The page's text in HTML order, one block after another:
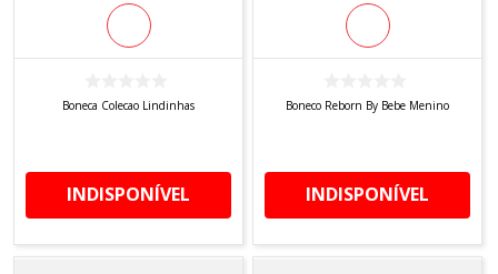
Boneca Colecao Lindinhas
INDISPONÍVEL
Boneco Reborn By Bebe Menino
INDISPONÍVEL